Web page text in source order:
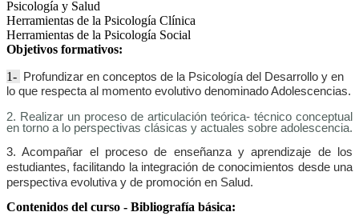
Psicología y Salud
Herramientas de la Psicología Clínica
Herramientas de la Psicología Social
Objetivos formativos:
1-
Profundizar en conceptos de la Psicología del Desarrollo y en
lo que respecta al momento evolutivo denominado Adolescencias.
2. Realizar un proceso de articulación teórica- técnico conceptual
en torno a lo perspectivas clásicas y actuales sobre adolescencia.
3. Acompañar el proceso de enseñanza y aprendizaje de los
estudiantes, facilitando la integración de conocimientos desde una
perspectiva evolutiva y de promoción en Salud.
Contenidos del curso - Bibliografía básica: